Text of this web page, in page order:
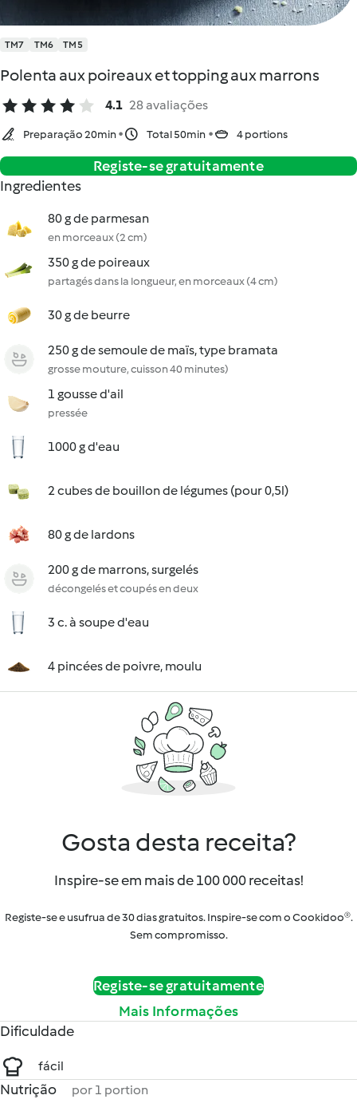
TM7 TM6 TM5
Polenta aux poireaux et topping aux marrons
4.1 28 avaliações
Preparação 20min Total 50min 4 portions
Registe-se gratuitamente
Ingredientes
80 g de parmesan
en morceaux (2 cm)
350 g de poireaux
partagés dans la longueur, en morceaux (4 cm)
30 g de beurre
250 g de semoule de maïs, type bramata
grosse mouture, cuisson 40 minutes)
1 gousse d'ail
pressée
1000 g d'eau
2 cubes de bouillon de légumes (pour 0,5l)
80 g de lardons
200 g de marrons, surgelés
décongelés et coupés en deux
3 c. à soupe d'eau
4 pincées de poivre, moulu
Gosta desta receita?
Inspire-se em mais de 100 000 receitas!
Registe-se e usufrua de 30 dias gratuitos. Inspire-se com o Cookidoo®.
Sem compromisso.
Registe-se gratuitamente
Mais Informações
Dificuldade
fácil
Nutrição por 1 portion